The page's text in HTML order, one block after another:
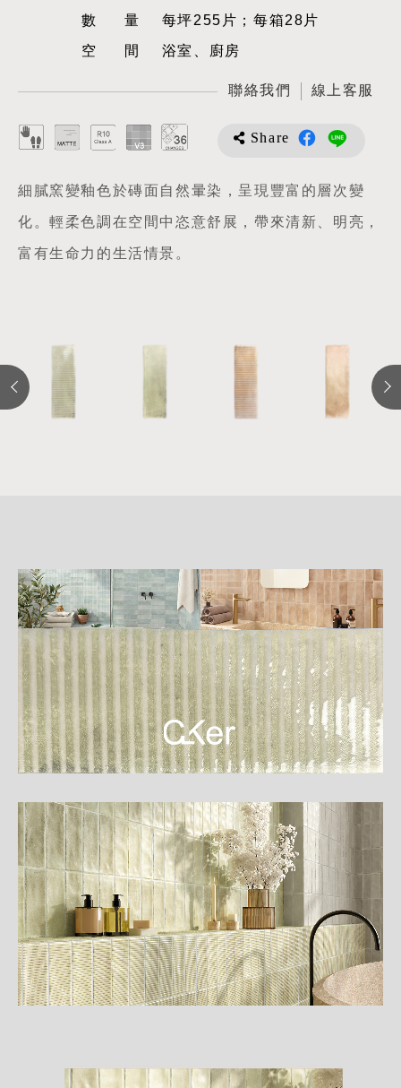
數量每坪255片；每箱28片
空間浴室、廚房
聯絡我們 線上客服
Share
細膩窯變釉色於磚面自然暈染，呈現豐富的層次變
化。輕柔色調在空間中恣意舒展，帶來清新、明亮，
富有生命力的生活情景。
細
介
紹